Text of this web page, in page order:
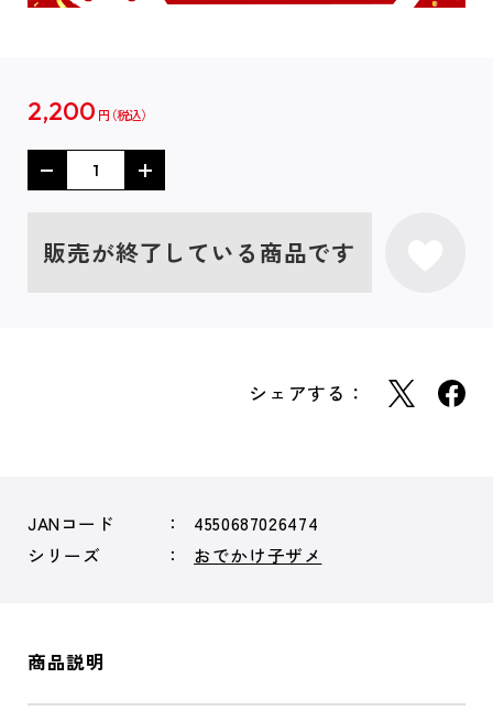
2,200 円
販売が終了している商品です
シェアする：
JANコード
4550687026474
シリーズ
おでかけ子ザメ
商品説明